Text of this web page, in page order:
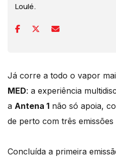
Loulé.
Já corre a todo o vapor
MED: a experiência
a Antena 1 não só apoia,
de perto com três emissões
Concluída a primeira